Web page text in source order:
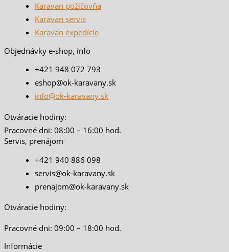
Karavan požičovňa
Karavan servis
Karavan expedície
Objednávky e-shop, info
+421 948 072 793
eshop@ok-karavany.sk
info@ok-karavany.sk
Otváracie hodiny:
Pracovné dni: 08:00 – 16:00 hod.
Servis, prenájom
+421 940 886 098
servis@ok-karavany.sk
prenajom@ok-karavany.sk
Otváracie hodiny:
Pracovné dni: 09:00 – 18:00 hod.
Informácie